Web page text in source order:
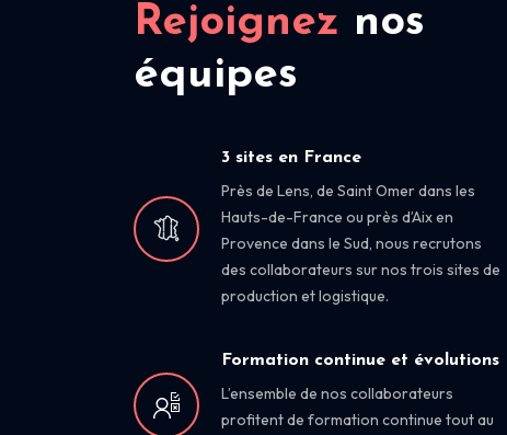
Rejoignez nos
équipes
3 sites en France
Près de Lens, de Saint Omer dans les
Hauts-de-France ou près d’Aix en
Provence dans le Sud, nous recrutons
des collaborateurs sur nos trois sites de
production et logistique.
Formation continue et évolutions
L’ensemble de nos collaborateurs
profitent de formation continue tout au